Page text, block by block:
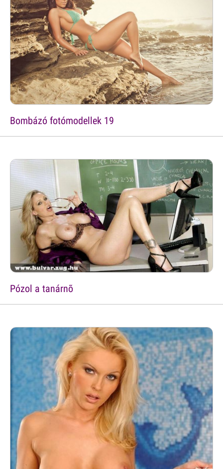
Bombázó fotómodellek 19
Pózol a tanárnõ